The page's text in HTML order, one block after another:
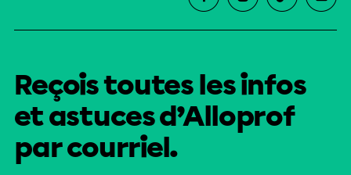
Reçois toutes les infos
et astuces d’Alloprof
par courriel.